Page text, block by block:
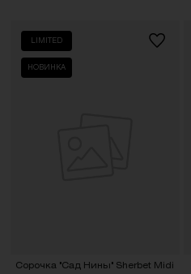
LIMITED
НОВИНКА
Сорочка "Сад Нины" Sherbet Midi